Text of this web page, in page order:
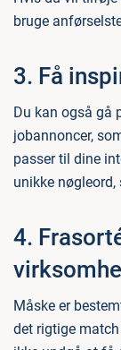
bruge
3. Få
Du kan også gå
jobannoncer,
passer til dine
unikke
4.
Måske er
det rigtige